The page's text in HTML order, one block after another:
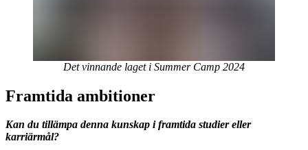
Det vinnande laget i Summer Camp 2024
Framtida ambitioner
Kan du tillämpa denna kunskap i framtida studier eller
karriärmål?